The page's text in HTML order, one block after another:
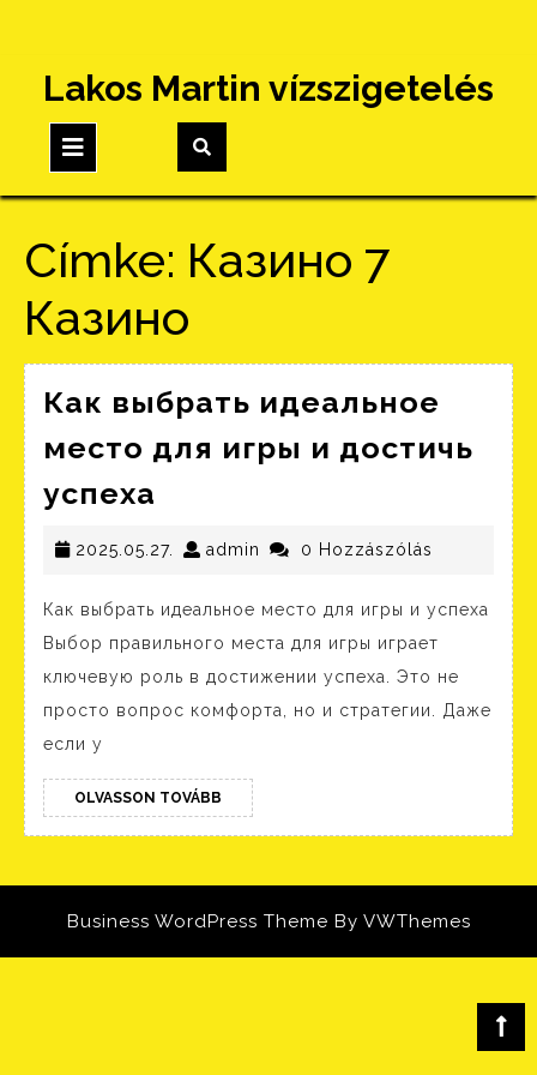
content
Lakos Martin vízszigetelés
Button
Címke: Казино 7
Казино
Как выбрать идеальное
место для игры и достичь
успеха
идеальное
для
игры
и
успеха
2025.05.27. 2025.05.27.
admin admin0 Hozzászólás
Как выбрать идеальное место для игры и успеха
Выбор правильного места для игры играет
ключевую роль в достижении успеха. Это не
просто вопрос комфорта, но и стратегии. Даже
если у
OLVASSON TOVÁBB OLVASSON
TOVÁBB
Business WordPress Theme By VWThemes